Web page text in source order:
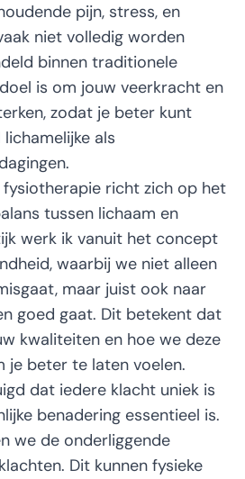
pijn, stress, en
niet volledig worden
binnen traditionele
is om jouw veerkracht en
zodat je beter kunt
als
richt zich op het
tussen lichaam en
werk ik vanuit het concept
waarbij we niet alleen
maar juist ook naar
goed gaat. Dit betekent dat
kwaliteiten en hoe we deze
je beter te laten voelen.
dat iedere klacht uniek is
benadering essentieel is.
we de onderliggende
Dit kunnen fysieke